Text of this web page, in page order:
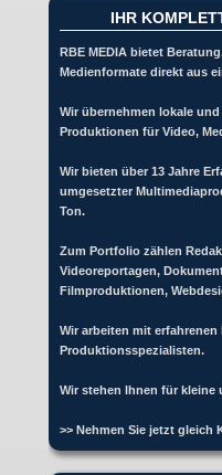
IHR
RBE MEDIA bietet
Medienformate direkt aus
Wir übernehmen lokale
Produktionen für Video,
Wir bieten über 13 Jahre
umgesetzter
Ton.
Zum Portfolio zählen
Videoreportagen,
Filmproduktionen,
Wir arbeiten mit
Produktionsspezialisten.
Wir stehen Ihnen für kleine
>> Nehmen Sie jetzt gleich